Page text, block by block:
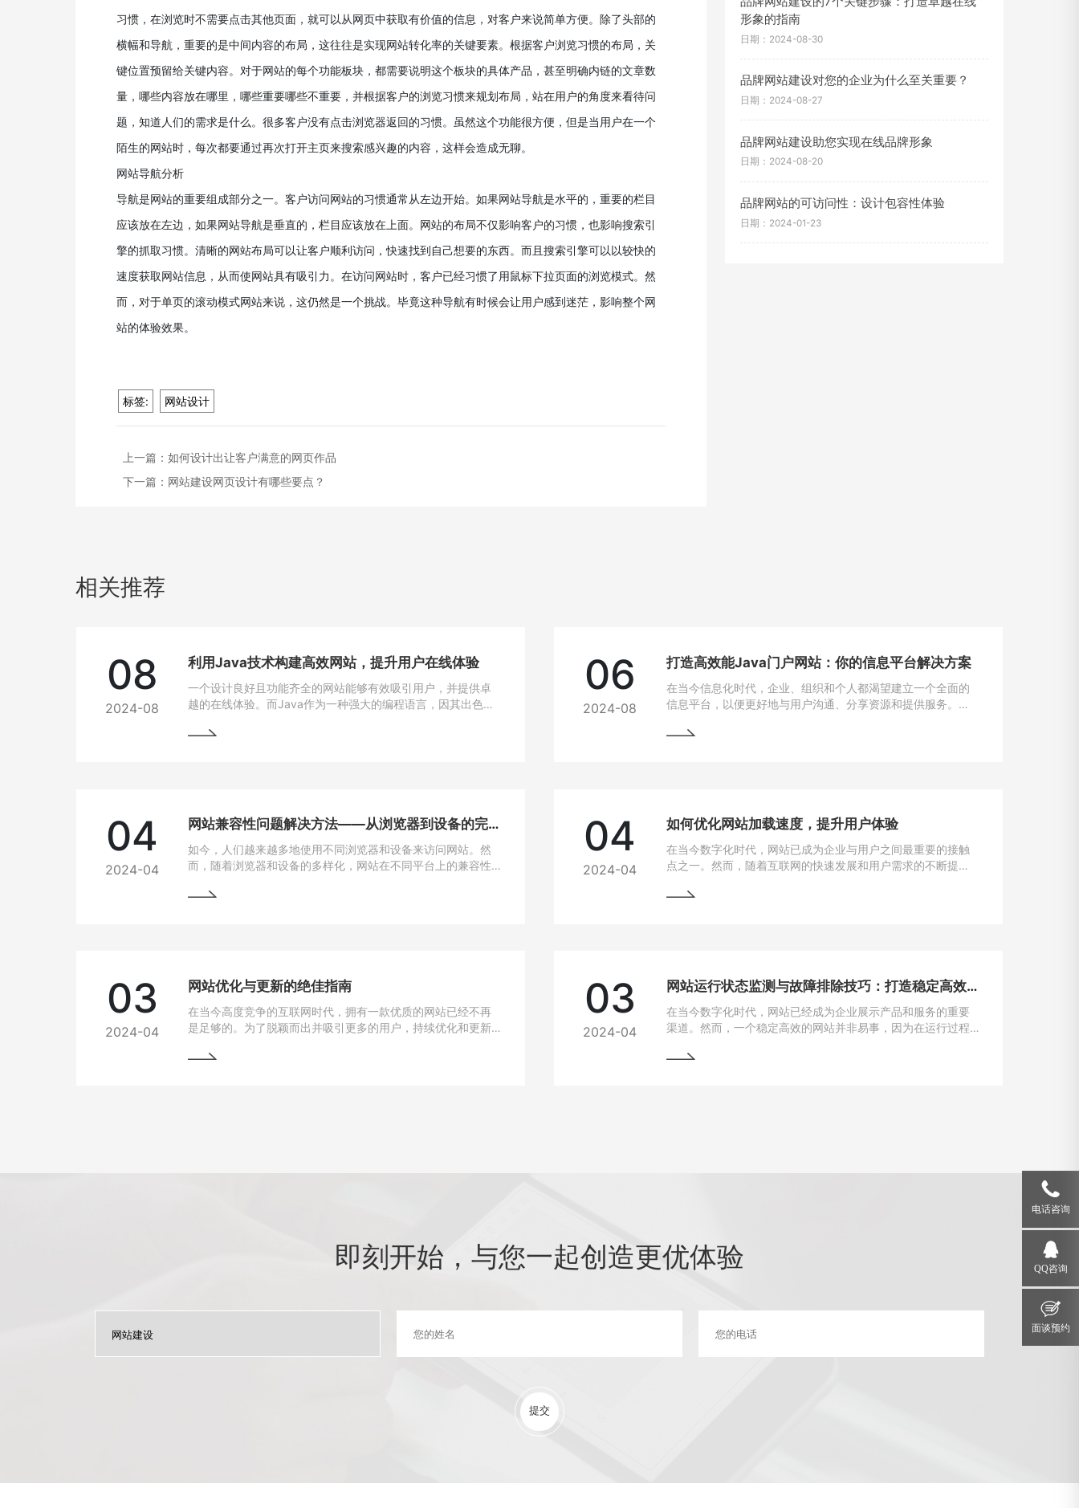
习惯，在浏览时不需要点击其他页面，就可以从网页中获取有价值的信息，对客户来说简单方便。除了头部的
横幅和导航，重要的是中间内容的布局，这往往是实现网站转化率的关键要素。根据客户浏览习惯的布局，关
键位置预留给关键内容。对于网站的每个功能板块，都需要说明这个板块的具体产品，甚至明确内链的文章数
量，哪些内容放在哪里，哪些重要哪些不重要，并根据客户的浏览习惯来规划布局，站在用户的角度来看待问
题，知道人们的需求是什么。很多客户没有点击浏览器返回的习惯。虽然这个功能很方便，但是当用户在一个
陌生的网站时，每次都要通过再次打开主页来搜索感兴趣的内容，这样会造成无聊。
网站导航分析
导航是网站的重要组成部分之一。客户访问网站的习惯通常从左边开始。如果网站导航是水平的，重要的栏目
应该放在左边，如果网站导航是垂直的，栏目应该放在上面。网站的布局不仅影响客户的习惯，也影响搜索引
擎的抓取习惯。清晰的网站布局可以让客户顺利访问，快速找到自己想要的东西。而且搜索引擎可以以较快的
速度获取网站信息，从而使网站具有吸引力。在访问网站时，客户已经习惯了用鼠标下拉页面的浏览模式。然
而，对于单页的滚动模式网站来说，这仍然是一个挑战。毕竟这种导航有时候会让用户感到迷茫，影响整个网
站的体验效果。
标签: 网站设计
上一篇：如何设计出让客户满意的网页作品
下一篇： 网站建设网页设计有哪些要点？
形象的指南
日期：2024-08-30
品牌网站建设对您的企业为什么至关重要？
日期：2024-08-27
品牌网站建设助您实现在线品牌形象
日期：2024-08-20
品牌网站的可访问性：设计包容性体验
日期：2024-01-23
相关推荐
08
2024-08
利用Java技术构建高效网站，提升用户在线体验
一个设计良好且功能齐全的网站能够有效吸引用户，并提供卓
越的在线体验。而Java作为一种强大的编程语言，因其出色的
06
2024-08
打造高效能Java门户网站：你的信息平台解决方案
在当今信息化时代，企业、组织和个人都渴望建立一个全面的
信息平台，以便更好地与用户沟通、分享资源和提供服务。
选技术之一。
04
2024-04
网站兼容性问题解决方法——从浏览器到设备的完美适配
如今，人们越来越多地使用不同浏览器和设备来访问网站。然
而，随着浏览器和设备的多样化，网站在不同平台上的兼容性
上都能有良好的使用体验，我们需要找到解决这些问题的方
04
2024-04
如何优化网站加载速度，提升用户体验
在当今数字化时代，网站已成为企业与用户之间最重要的接触
点之一。然而，随着互联网的快速发展和用户需求的不断提
说，如果一个网站的加载速度过慢，用户很可能会选择离开，
03
2024-04
网站优化与更新的绝佳指南
在当今高度竞争的互联网时代，拥有一款优质的网站已经不再
是足够的。为了脱颖而出并吸引更多的用户，持续优化和更新
优化与更新，以帮助您实现网站的最大化价值。阅读本文，您
03
2024-04
网站运行状态监测与故障排除技巧：打造稳定高效的在线平台
在当今数字化时代，网站已经成为企业展示产品和服务的重要
渠道。然而，一个稳定高效的网站并非易事，因为在运行过程
与故障排除的技巧，帮助网站管理员掌握关键要领，确保网站
即刻开始，与您一起创造更优体验
提交
电话咨询
QQ咨询
面谈预约